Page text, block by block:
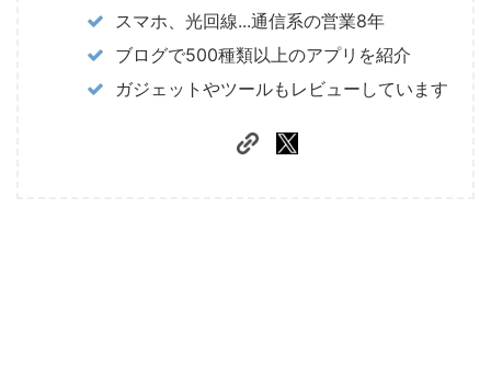
スマホ、光回線...通信系の営業8年
ブログで500種類以上のアプリを紹介
ガジェットやツールもレビューしています